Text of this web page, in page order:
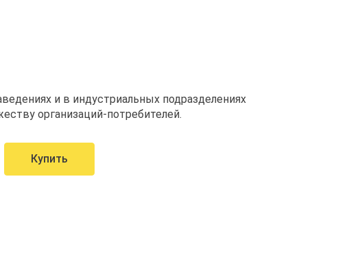
и в индустриальных подразделениях
организаций-потребителей.
Купить